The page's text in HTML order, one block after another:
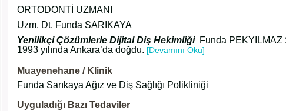
ORTODONTİ UZMANI
Uzm. Dt. Funda SARIKAYA
Yenilikçi Çözümlerle Dijital Diş Hekimliği Funda PEKYILMAZ
1993 yılında Ankara’da doğdu. [Devamını Oku]
Muayenehane / Klinik
Funda Sarıkaya Ağız ve Diş Sağlığı Polikliniği
Uyguladığı Bazı Tedaviler